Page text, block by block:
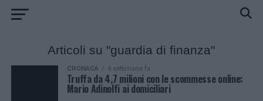
Articoli su "guardia di finanza"
CRONACA 4 settimane fa
Truffa da 4,7 milioni con le scommesse online:
Mario Adinolfi ai domiciliari